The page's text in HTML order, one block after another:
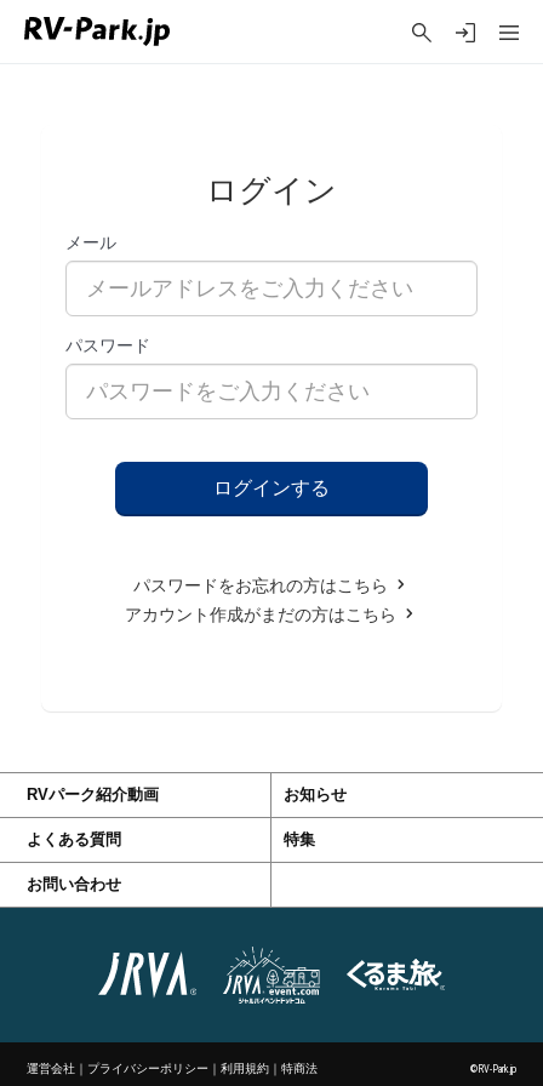
ログイン
メール
パスワード
パスワードをお忘れの方はこちら
アカウント作成がまだの方はこちら
RVパーク紹介動画 お知らせ
よくある質問 特集
お問い合わせ
運営会社 ｜ プライバシーポリシー ｜利用規約 ｜特商法 ©RV-Park.jp